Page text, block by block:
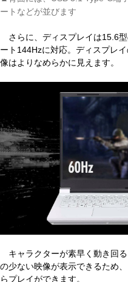
ートなどが並びます
さらに、ディスプレイは15.6
ート144Hzに対応。ディスプレ
像はよりなめらかに見えます。
キャラクターが素早く動き回
の少ない映像が表示できるため
らプレイができます。